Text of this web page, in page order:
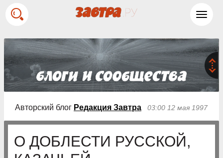
Авторский блог Редакция Завтра 03:00 12 мая 1997
О ДОБЛЕСТИ РУССКОЙ,